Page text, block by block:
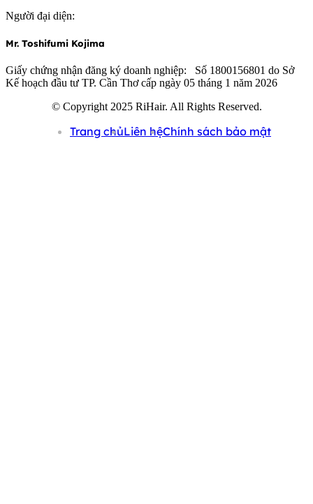
Người đại diện:
Mr. Toshifumi Kojima
Giấy chứng nhận đăng ký doanh nghiệp: Số 1800156801 do Sở
Kế hoạch đầu tư TP. Cần Thơ cấp ngày 05 tháng 1 năm 2026
© Copyright 2025 RiHair. All Rights Reserved.
Trang chủLiên hệChính sách bảo mật